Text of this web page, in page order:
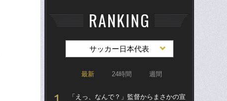
RANKING
サッカー日本代表
最新 24時間 週間
「えっ、なんで？」監督からまさかの宣